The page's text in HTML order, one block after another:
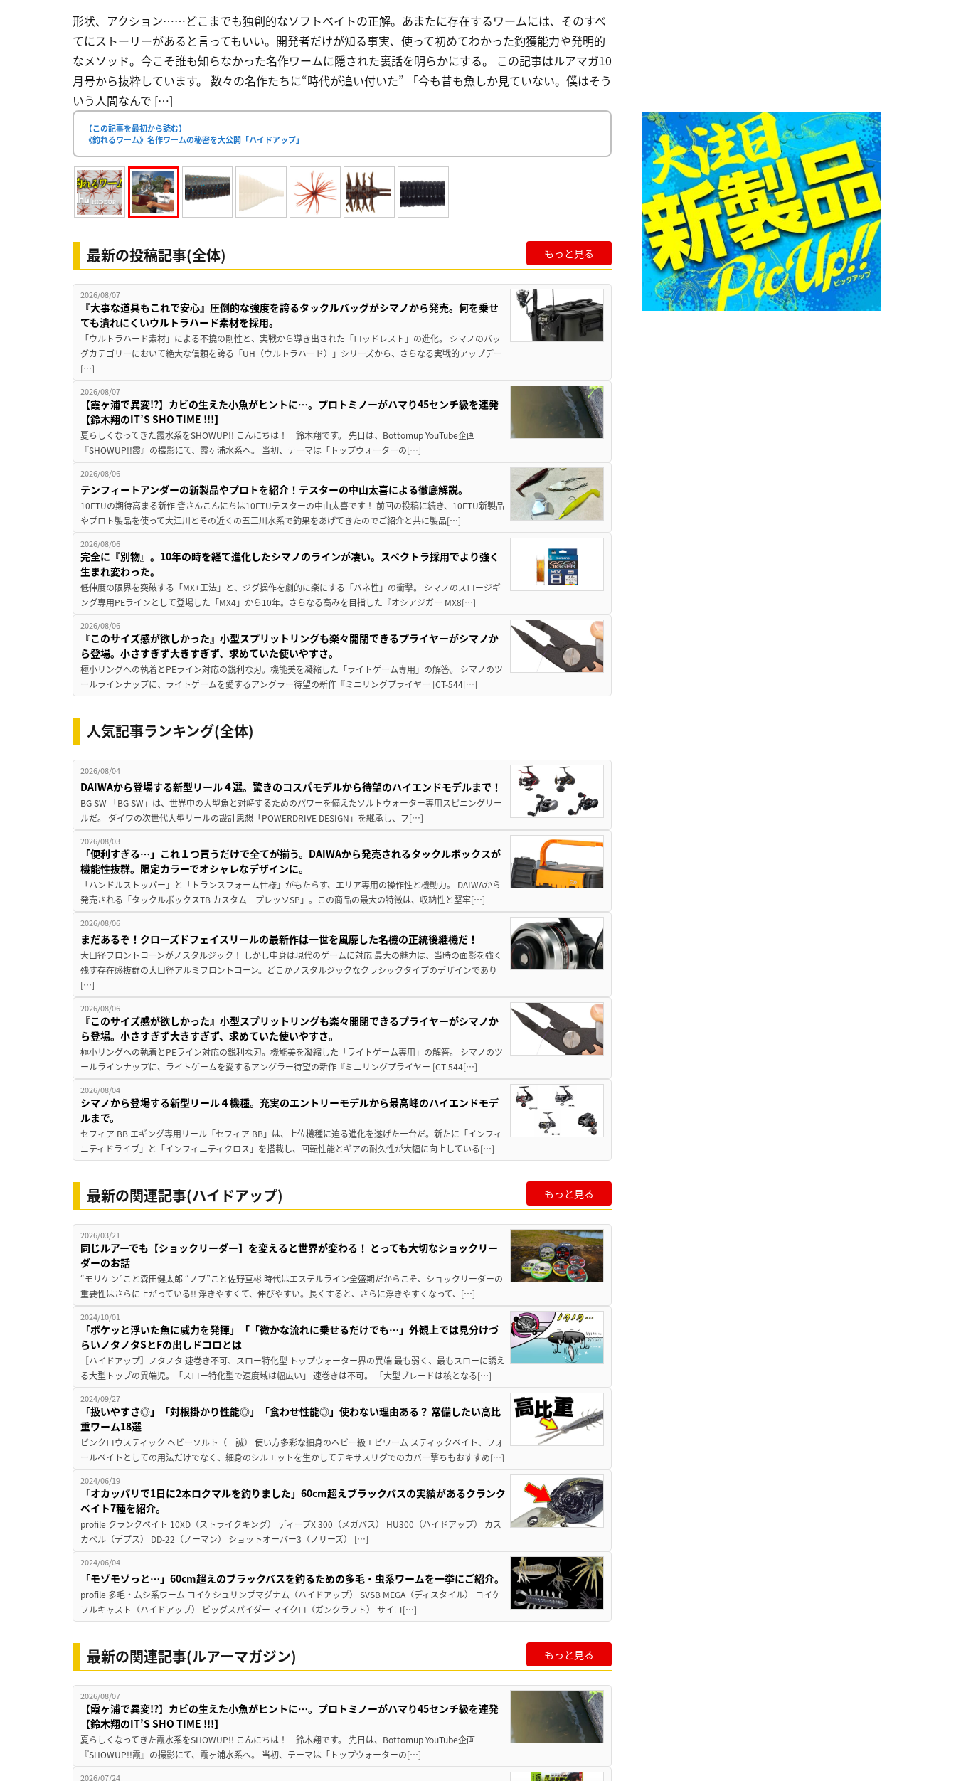
形状、アクション……どこまでも独創的なソフトベイトの正解。あまたに存在するワームには、そのすべ
てにストーリーがあると言ってもいい。開発者だけが知る事実、使って初めてわかった釣獲能力や発明的
なメソッド。今こそ誰も知らなかった名作ワームに隠された裏話を明らかにする。 この記事はルアマガ10
月号から抜粋しています。 数々の名作たちに“時代が追い付いた” 「今も昔も魚しか見ていない。僕はそう
いう人間なんで […]
【この記事を最初から読む】
《釣れるワーム》名作ワームの秘密を大公開「ハイドアップ」
最新の投稿記事(全体) もっと見る
2026/08/07
『大事な道具もこれで安心』圧倒的な強度を誇るタックルバッグがシマノから発売。何を乗せ
ても潰れにくいウルトラハード素材を採用。
「ウルトラハード素材」による不撓の剛性と、実戦から導き出された「ロッドレスト」の進化。 シマノのバッ
グカテゴリーにおいて絶大な信頼を誇る「UH（ウルトラハード）」シリーズから、さらなる実戦的アップデー
[…]
2026/08/07
【霞ヶ浦で異変!?】カビの生えた小魚がヒントに…。プロトミノーがハマり45センチ級を連発
【鈴木翔のIT’S SHO TIME !!!】
夏らしくなってきた霞水系をSHOWUP!! こんにちは！ 鈴木翔です。 先日は、Bottomup YouTube企画
『SHOWUP!!霞』の撮影にて、霞ヶ浦水系へ。 当初、テーマは「トップウォーターの[…]
2026/08/06
テンフィートアンダーの新製品やプロトを紹介！テスターの中山太喜による徹底解説。
10FTUの期待高まる新作 皆さんこんにちは10FTUテスターの中山太喜です！ 前回の投稿に続き、10FTU新製品
やプロト製品を使って大江川とその近くの五三川水系で釣果をあげてきたのでご紹介と共に製品[…]
2026/08/06
完全に『別物』。10年の時を経て進化したシマノのラインが凄い。スペクトラ採用でより強く
生まれ変わった。
低伸度の限界を突破する「MX+工法」と、ジグ操作を劇的に楽にする「バネ性」の衝撃。 シマノのスロージギ
ング専用PEラインとして登場した「MX4」から10年。さらなる高みを目指した『オシアジガー MX8[…]
2026/08/06
『このサイズ感が欲しかった』小型スプリットリングも楽々開閉できるプライヤーがシマノか
ら登場。小さすぎず大きすぎず、求めていた使いやすさ。
極小リングへの執着とPEライン対応の鋭利な刃。機能美を凝縮した「ライトゲーム専用」の解答。 シマノのツ
ールラインナップに、ライトゲームを愛するアングラー待望の新作『ミニリングプライヤー [CT-544[…]
人気記事ランキング(全体)
2026/08/04
DAIWAから登場する新型リール４選。驚きのコスパモデルから待望のハイエンドモデルまで！
BG SW 「BG SW」は、世界中の大型魚と対峙するためのパワーを備えたソルトウォーター専用スピニングリー
ルだ。 ダイワの次世代大型リールの設計思想「POWERDRIVE DESIGN」を継承し、フ[…]
2026/08/03
「便利すぎる…」これ１つ買うだけで全てが揃う。DAIWAから発売されるタックルボックスが
機能性抜群。限定カラーでオシャレなデザインに。
「ハンドルストッパー」と「トランスフォーム仕様」がもたらす、エリア専用の操作性と機動力。 DAIWAから
発売される「タックルボックスTB カスタム プレッソSP」。この商品の最大の特徴は、収納性と堅牢[…]
2026/08/06
まだあるぞ！クローズドフェイスリールの最新作は一世を風靡した名機の正統後継機だ！
大口径フロントコーンがノスタルジック！ しかし中身は現代のゲームに対応 最大の魅力は、当時の面影を強く
残す存在感抜群の大口径アルミフロントコーン。どこかノスタルジックなクラシックタイプのデザインであり
[…]
2026/08/06
『このサイズ感が欲しかった』小型スプリットリングも楽々開閉できるプライヤーがシマノか
ら登場。小さすぎず大きすぎず、求めていた使いやすさ。
極小リングへの執着とPEライン対応の鋭利な刃。機能美を凝縮した「ライトゲーム専用」の解答。 シマノのツ
ールラインナップに、ライトゲームを愛するアングラー待望の新作『ミニリングプライヤー [CT-544[…]
2026/08/04
シマノから登場する新型リール４機種。充実のエントリーモデルから最高峰のハイエンドモデ
ルまで。
セフィア BB エギング専用リール「セフィア BB」は、上位機種に迫る進化を遂げた一台だ。新たに「インフィ
ニティドライブ」と「インフィニティクロス」を搭載し、回転性能とギアの耐久性が大幅に向上している[…]
最新の関連記事(ハイドアップ) もっと見る
2026/03/21
同じルアーでも【ショックリーダー】を変えると世界が変わる！ とっても大切なショックリー
ダーのお話
“モリケン”こと森田健太郎 “ノブ”こと佐野亘彬 時代はエステルライン全盛期だからこそ、ショックリーダーの
重要性はさらに上がっている!! 浮きやすくて、伸びやすい。長くすると、さらに浮きやすくなって、[…]
2024/10/01
「ボケッと浮いた魚に威力を発揮」「「微かな流れに乗せるだけでも…」外観上では見分けづ
らいノタノタSとFの出しドコロとは
［ハイドアップ］ノタノタ 速巻き不可、スロー特化型 トップウォーター界の異端 最も弱く、最もスローに誘え
る大型トップの異端児。「スロー特化型で速度域は幅広い」 速巻きは不可。 「大型ブレードは核となる[…]
2024/09/27
「扱いやすさ◎」「対根掛かり性能◎」「食わせ性能◎」使わない理由ある？ 常備したい高比
重ワーム18選
ピンクロウスティック ヘビーソルト（一誠） 使い方多彩な細身のヘビー級エビワーム スティックベイト、フォ
ールベイトとしての用法だけでなく、細身のシルエットを生かしてテキサスリグでのカバー撃ちもおすすめ[…]
2024/06/19
「オカッパリで1日に2本ロクマルを釣りました」60cm超えブラックバスの実績があるクランク
ベイト7種を紹介。
profile クランクベイト 10XD（ストライクキング） ディープX 300（メガバス） HU300（ハイドアップ） カス
カベル（デプス） DD-22（ノーマン） ショットオーバー3（ノリーズ） […]
2024/06/04
「モゾモゾっと…」60cm超えのブラックバスを釣るための多毛・虫系ワームを一挙にご紹介。
profile 多毛・ムシ系ワーム コイケシュリンプマグナム（ハイドアップ） SVSB MEGA（ディスタイル） コイケ
フルキャスト（ハイドアップ） ビッグスパイダー マイクロ（ガンクラフト） サイコ[…]
最新の関連記事(ルアーマガジン) もっと見る
2026/08/07
【霞ヶ浦で異変!?】カビの生えた小魚がヒントに…。プロトミノーがハマり45センチ級を連発
【鈴木翔のIT’S SHO TIME !!!】
夏らしくなってきた霞水系をSHOWUP!! こんにちは！ 鈴木翔です。 先日は、Bottomup YouTube企画
『SHOWUP!!霞』の撮影にて、霞ヶ浦水系へ。 当初、テーマは「トップウォーターの[…]
2026/07/24